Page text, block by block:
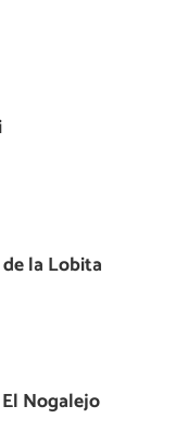
la Lobita
Nogalejo